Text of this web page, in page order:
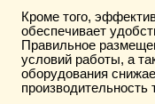
Кроме того,
обеспечивает
Правильное
условий работы, а
оборудования
производительность